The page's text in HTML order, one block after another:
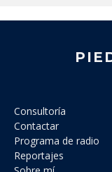
Consultoría
Contactar
Programa de radio
Reportajes